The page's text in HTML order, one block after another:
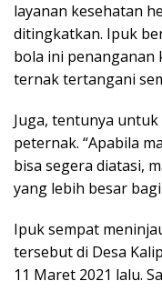
layanan kesehatan
ditingkatkan. Ipuk
bola ini penanganan
ternak tertangani
Juga, tentunya
peternak. “Apabila
bisa segera diatasi,
yang lebih besar
Ipuk sempat
tersebut di Desa
11 Maret 2021 lalu.